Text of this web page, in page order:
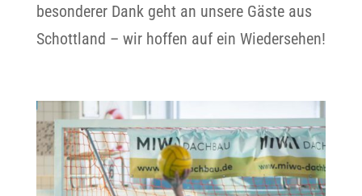
besonderer Dank geht an unsere Gäste aus
Schottland – wir hoffen auf ein Wiedersehen!